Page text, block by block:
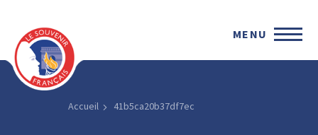
MENU
Accueil 41b5ca20b37df7ec